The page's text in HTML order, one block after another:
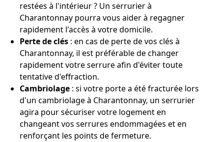
restées à l'intérieur ? Un serrurier à
Charantonnay pourra vous aider à regagner
rapidement l'accès à votre domicile.
Perte de clés : en cas de perte de vos clés à
Charantonnay, il est préférable de changer
rapidement votre serrure afin d'éviter toute
tentative d'effraction.
Cambriolage : si votre porte a été fracturée lors
d'un cambriolage à Charantonnay, un serrurier
agira pour sécuriser votre logement en
changeant vos serrures endommagées et en
renforçant les points de fermeture.